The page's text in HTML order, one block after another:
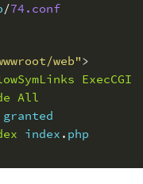
/74.conf
web">
ExecCGI
All
index . php